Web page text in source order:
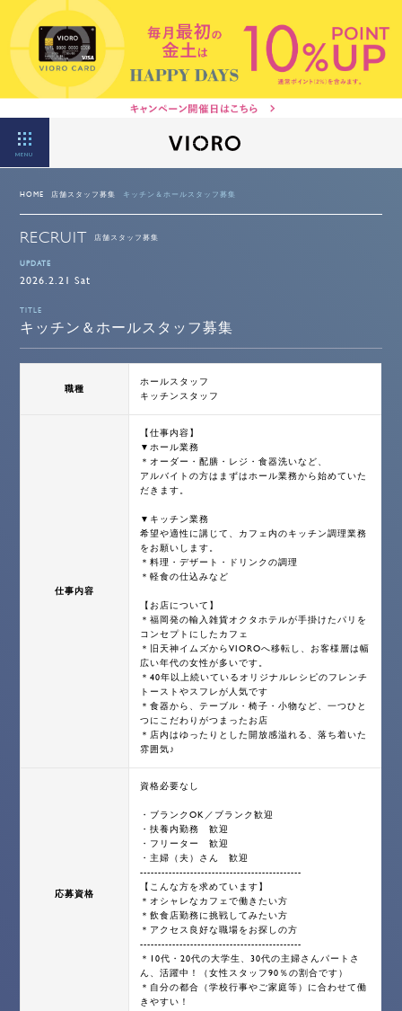
MENU
HOME 店舗スタッフ募集 キッチン＆ホールスタッフ募集
RECRUIT 店舗スタッフ募集
UPDATE
2026.2.21 Sat
TITLE
キッチン＆ホールスタッフ募集
職種
ホールスタッフ
キッチンスタッフ
仕事内容
【仕事内容】
▼ホール業務
＊オーダー・配膳・レジ・食器洗いなど、
アルバイトの方はまずはホール業務から始めていた
だきます。
▼キッチン業務
希望や適性に講じて、カフェ内のキッチン調理業務
をお願いします。
＊料理・デザート・ドリンクの調理
＊軽食の仕込みなど
【お店について】
＊福岡発の輸入雑貨オクタホテルが手掛けたパリを
コンセプトにしたカフェ
＊旧天神イムズからVIOROへ移転し、お客様層は幅
広い年代の女性が多いです。
＊40年以上続いているオリジナルレシピのフレンチ
トーストやスフレが人気です
＊食器から、テーブル・椅子・小物など、一つひと
つにこだわりがつまったお店
＊店内はゆったりとした開放感溢れる、落ち着いた
雰囲気♪
応募資格
資格必要なし
・ブランクOK／ブランク歓迎
・扶養内勤務 歓迎
・フリーター 歓迎
・主婦（夫）さん 歓迎
---------------------------------------------
【こんな方を求めています】
＊オシャレなカフェで働きたい方
＊飲食店勤務に挑戦してみたい方
＊アクセス良好な職場をお探しの方
---------------------------------------------
＊10代・20代の大学生、30代の主婦さんパートさ
ん、活躍中！（女性スタッフ90％の割合です）
＊自分の都合（学校行事やご家庭等）に合わせて働
きやすい！